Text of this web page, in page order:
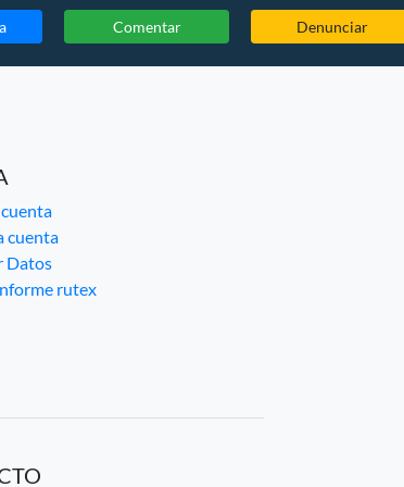
Comentar Denunciar
cuenta
Datos
rutex